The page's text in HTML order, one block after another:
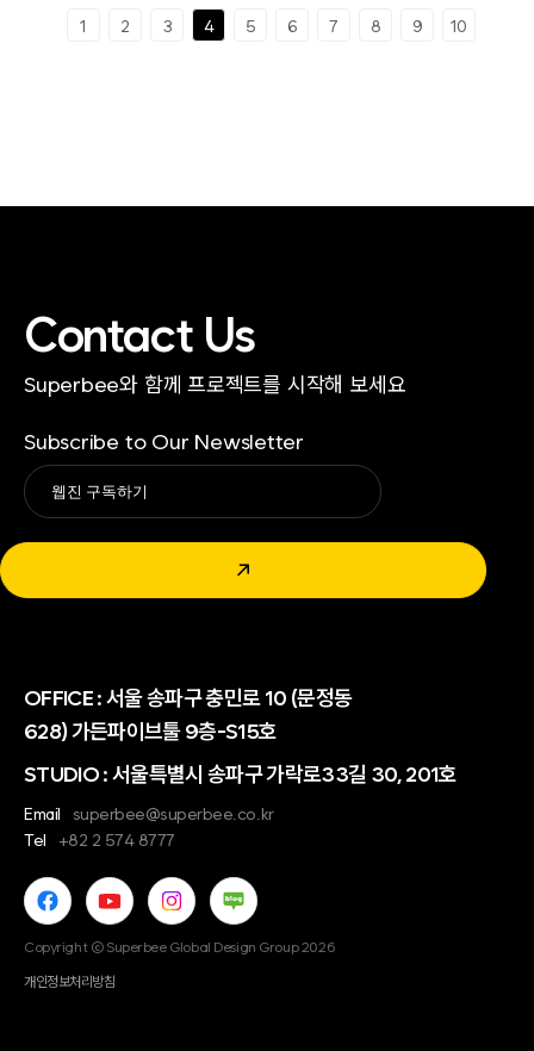
1 2 3 4 5 6 7 8 9 10
Contact Us
Superbee와 함께 프로젝트를 시작해 보세요
Subscribe to Our Newsletter
↗
Alternative:
OFFICE :서울 송파구 충민로 10 (문정동
628) 가든파이브툴 9층-S15호
STUDIO : 서울특별시 송파구 가락로33길 30, 201호
Email
superbee@superbee.co.kr
Tel
+82 2 574 8777
Copyright © Superbee Global Design Group 2026
개인정보처리방침